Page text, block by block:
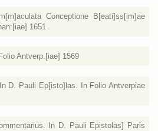
Conceptione B[eati]ss[im]ae
1651
Antverp.[iae] 1569
D. Pauli Ep[isto]las. In Folio Antverpiae
In D. Pauli Epistolas] Paris